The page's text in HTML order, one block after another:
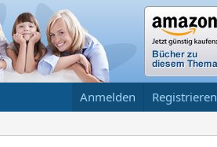
Anmelden Registrieren